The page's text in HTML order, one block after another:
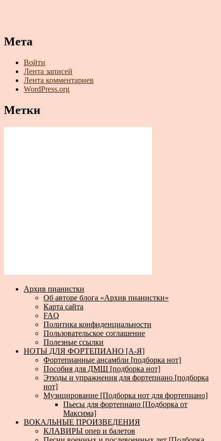
Мета
Войти
Лента записей
Лента комментариев
WordPress.org
Метки
Архив пианистки
Об авторе блога «Архив пианистки»
Карта сайта
FAQ
Политика конфиденциальности
Пользовательское соглашение
Полезные ссылки
НОТЫ ДЛЯ ФОРТЕПИАНО [А-Я]
Фортепианные ансамбли [подборка нот]
Пособия для ДМШ [подборка нот]
Этюды и упражнения для фортепиано [подборка
нот]
Музицирование [Подборка нот для фортепиано]
Пьесы для фортепиано [Подборка от
Максима]
ВОКАЛЬНЫЕ ПРОИЗВЕДЕНИЯ
КЛАВИРЫ опер и балетов